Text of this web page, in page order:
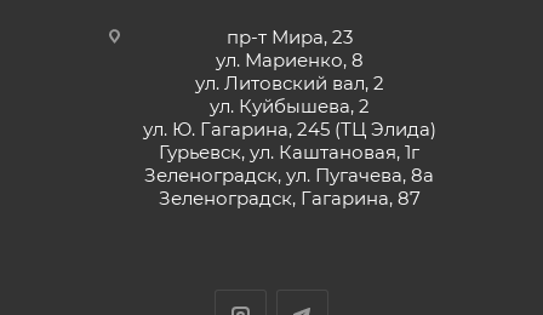
пр-т Мира, 23
ул. Мариенко, 8
ул. Литовский вал, 2
ул. Куйбышева, 2
ул. Ю. Гагарина, 245 (ТЦ Элида)
Гурьевск, ул. Каштановая, 1г
Зеленоградск, ул. Пугачева, 8а
Зеленоградск, Гагарина, 87